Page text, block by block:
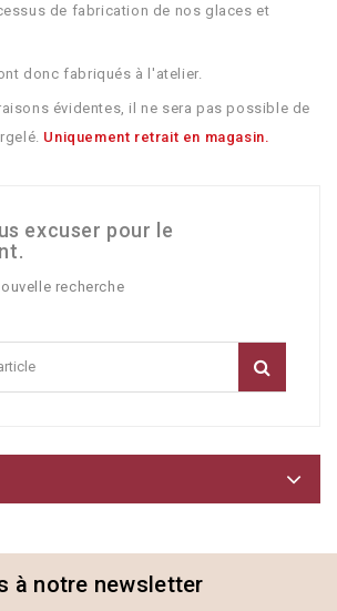
de fabrication de nos glaces et
donc fabriqués à l'atelier.
évidentes, il ne sera pas possible de
Uniquement retrait en magasin.
excuser pour le
recherche
à notre newsletter